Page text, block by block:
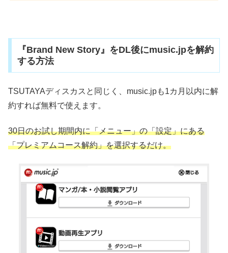
『Brand New Story』をDL後にmusic.jpを解約
する方法
TSUTAYAディスカスと同じく、music.jpも1カ月以内に解
約すれば無料で使えます。
30日のお試し期間内に「メニュー」の「設定」にある
「プレミアムコース解約」を選択するだけ。